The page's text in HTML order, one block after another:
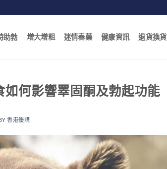
助勃 增大增粗 迷情春藥 健康資訊 退貨換貨
何影響睪固酮及勃起功能
香港優購